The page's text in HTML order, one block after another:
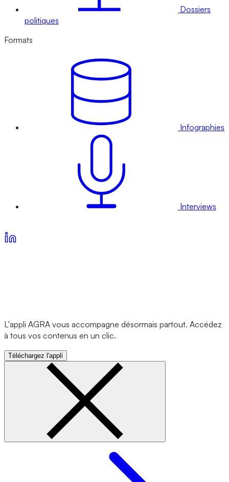
Dossiers
politiques
Formats
Infographies
Interviews
L'appli AGRA vous accompagne désormais partout. Accédez
à tous vos contenus en un clic.
Téléchargez l'appli